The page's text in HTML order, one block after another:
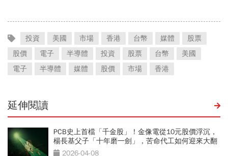
投資 美國 市場 香港 台幣 媒體
股票
股價
電子 半導體 投資 股票 台幣
美國
電子
半導體 媒體 股價 市場 香港
延伸閱讀
PCB史上首檔「千金股」！金像電從10元股價浮沉，
楊長基父子「十年磨一劍」，苦命代工如何迎來大翻
身？2026-04-08